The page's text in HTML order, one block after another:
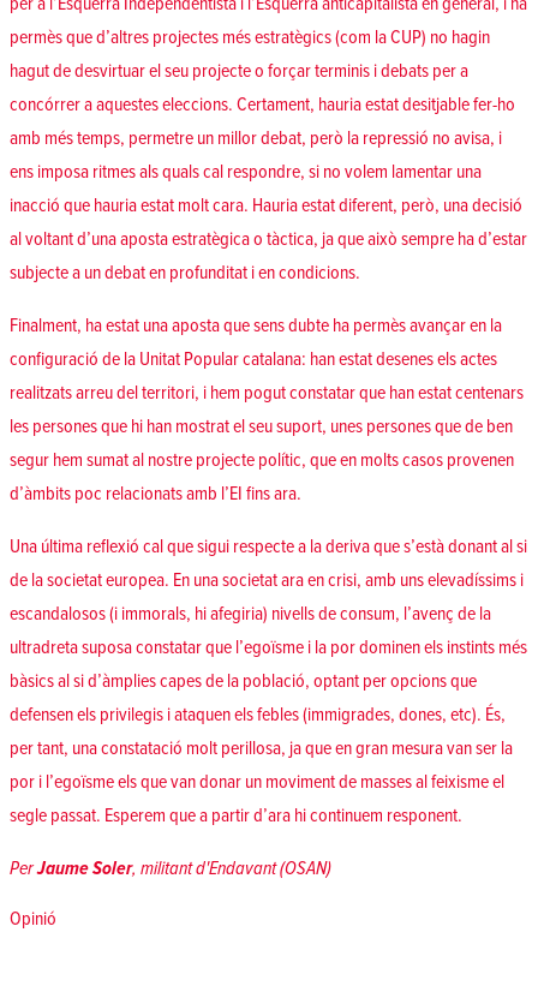
permès que d’altres projectes més estratègics (com la CUP) no hagin
hagut de desvirtuar el seu projecte o forçar terminis i debats per a
concórrer a aquestes eleccions. Certament, hauria estat desitjable fer-ho
amb més temps, permetre un millor debat, però la repressió no avisa, i
ens imposa ritmes als quals cal respondre, si no volem lamentar una
inacció que hauria estat molt cara. Hauria estat diferent, però, una decisió
al voltant d’una aposta estratègica o tàctica, ja que això sempre ha d’estar
subjecte a un debat en profunditat i en condicions.
Finalment, ha estat una aposta que sens dubte ha permès avançar en la
configuració de la Unitat Popular catalana: han estat desenes els actes
realitzats arreu del territori, i hem pogut constatar que han estat centenars
les persones que hi han mostrat el seu suport, unes persones que de ben
segur hem sumat al nostre projecte polític, que en molts casos provenen
d’àmbits poc relacionats amb l’EI fins ara.
Una última reflexió cal que sigui respecte a la deriva que s’està donant al si
de la societat europea. En una societat ara en crisi, amb uns elevadíssims i
escandalosos (i immorals, hi afegiria) nivells de consum, l’avenç de la
ultradreta suposa constatar que l’egoïsme i la por dominen els instints més
bàsics al si d’àmplies capes de la població, optant per opcions que
defensen els privilegis i ataquen els febles (immigrades, dones, etc). És,
per tant, una constatació molt perillosa, ja que en gran mesura van ser la
por i l’egoïsme els que van donar un moviment de masses al feixisme el
segle passat. Esperem que a partir d’ara hi continuem responent.
PerJaume Soler, militant d'Endavant (OSAN)
Posted in
Opinió